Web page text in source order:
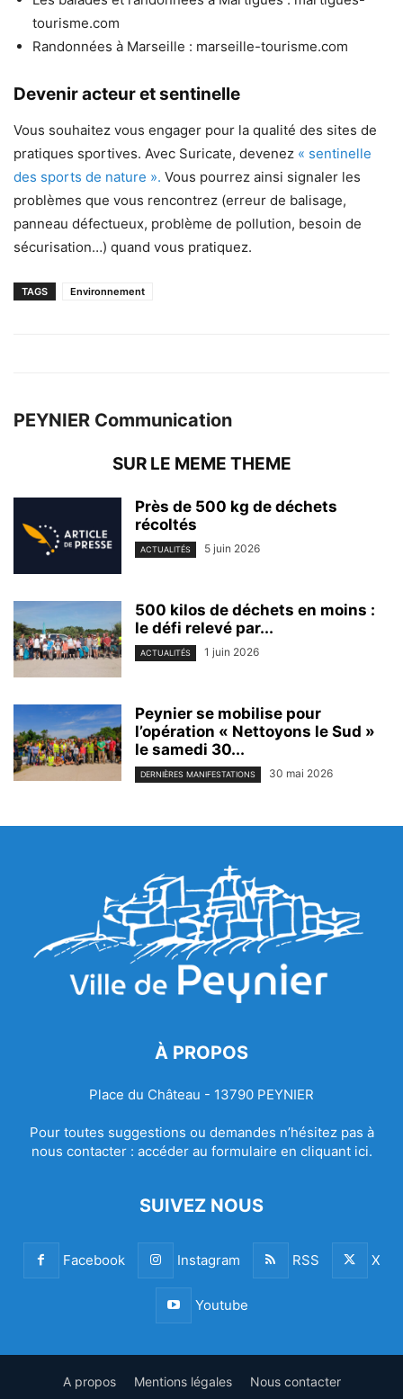
tourisme.com
Randonnées à Marseille : marseille-tourisme.com
Devenir acteur et sentinelle
Vous souhaitez vous engager pour la qualité des sites de
pratiques sportives. Avec Suricate, devenez « sentinelle
des sports de nature ». Vous pourrez ainsi signaler les
problèmes que vous rencontrez (erreur de balisage,
panneau défectueux, problème de pollution, besoin de
sécurisation…) quand vous pratiquez.
TAGS Environnement
PEYNIER Communication
SUR LE MEME THEME
Près de 500 kg de déchets
récoltés
ACTUALITÉS 5 juin 2026
500 kilos de déchets en moins :
le défi relevé par...
ACTUALITÉS 1 juin 2026
Peynier se mobilise pour
l’opération « Nettoyons le Sud »
le samedi 30...
DERNIÈRES MANIFESTATIONS 30 mai 2026
À PROPOS
Place du Château - 13790 PEYNIER
Pour toutes suggestions ou demandes n’hésitez pas à
nous contacter : accéder au formulaire en cliquant ici.
SUIVEZ NOUS
Facebook Instagram RSS X
Youtube
A propos Mentions légales Nous contacter